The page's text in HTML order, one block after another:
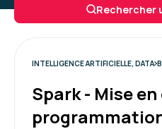
Rechercher
INTELLIGENCE ARTIFICIELLE, DATA
Spark - Mise